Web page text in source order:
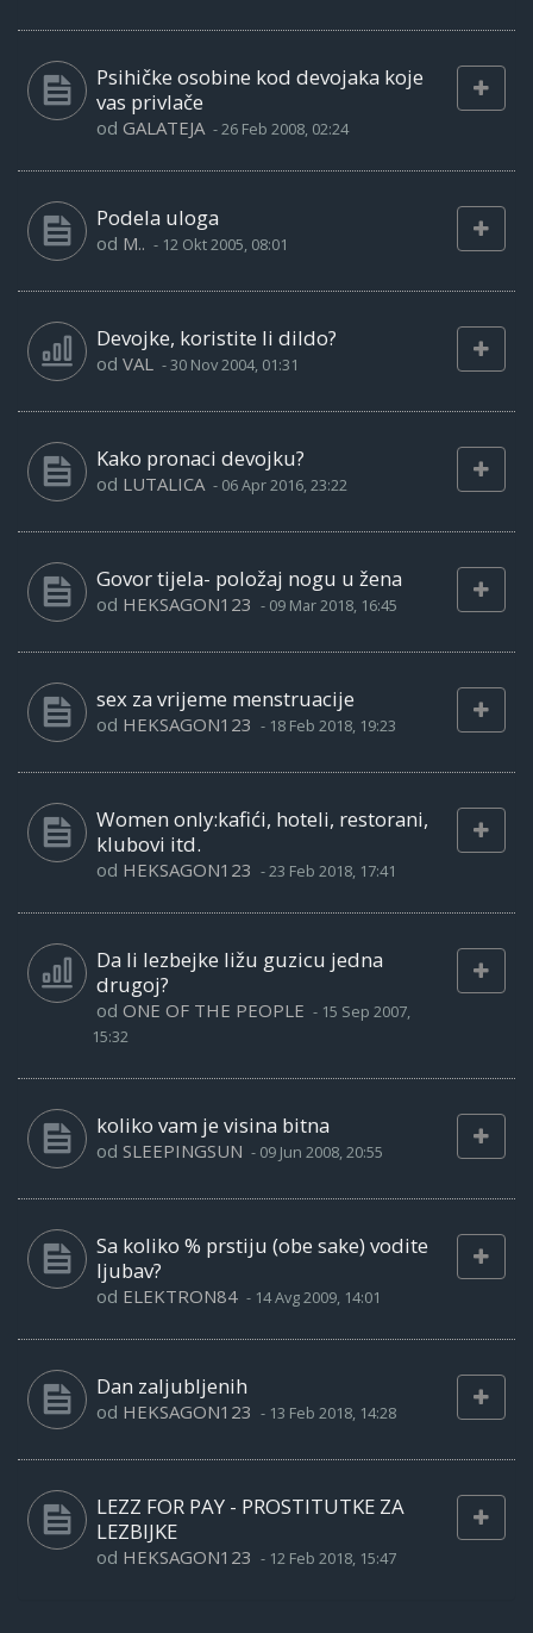
Psihičke osobine kod devojaka koje
vas privlače
od GALATEJA -26 Feb 2008, 02:24
Podela uloga
od M.. - 12 Okt 2005, 08:01
Devojke, koristite li dildo?
od VAL -30 Nov 2004, 01:31
Kako pronaci devojku?
od LUTALICA - 06 Apr 2016, 23:22
Govor tijela- položaj nogu u žena
od HEKSAGON123 - 09 Mar 2018, 16:45
sex za vrijeme menstruacije
od HEKSAGON123 - 18 Feb 2018, 19:23
Women only:kafići, hoteli, restorani,
klubovi itd.
od HEKSAGON123 -23 Feb 2018, 17:41
Da li lezbejke ližu guzicu jedna
drugoj?
od ONE OF THE PEOPLE - 15 Sep 2007,
15:32
koliko vam je visina bitna
od SLEEPINGSUN - 09 Jun 2008, 20:55
Sa koliko % prstiju (obe sake) vodite
ljubav?
od ELEKTRON84 - 14 Avg 2009, 14:01
Dan zaljubljenih
od HEKSAGON123 - 13 Feb 2018, 14:28
LEZZ FOR PAY - PROSTITUTKE ZA
LEZBIJKE
od HEKSAGON123 - 12 Feb 2018, 15:47